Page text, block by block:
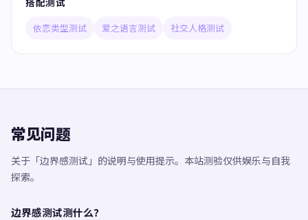
依恋类型测试 爱之语言测试 社交人格测试
常见问题
关于「边界感测试」的说明与使用提示。本站测验仅供娱乐与自我
探索。
边界感测试测什么？